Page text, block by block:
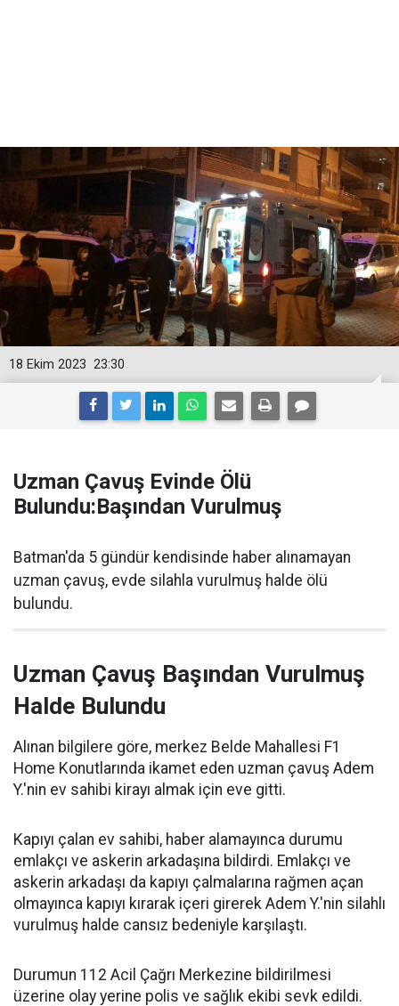
23:30
18 Ekim 2023
Uzman Çavuş Evinde Ölü
Bulundu:Başından Vurulmuş
Batman'da 5 gündür kendisinde haber alınamayan
uzman çavuş, evde silahla vurulmuş halde ölü
bulundu.
Uzman Çavuş Başından Vurulmuş
Halde Bulundu
Alınan bilgilere göre, merkez Belde Mahallesi F1
Home Konutlarında ikamet eden uzman çavuş Adem
Y.'nin ev sahibi kirayı almak için eve gitti.
Kapıyı çalan ev sahibi, haber alamayınca durumu
emlakçı ve askerin arkadaşına bildirdi. Emlakçı ve
askerin arkadaşı da kapıyı çalmalarına rağmen açan
olmayınca kapıyı kırarak içeri girerek Adem Y.'nin silahlı
vurulmuş halde cansız bedeniyle karşılaştı.
Durumun 112 Acil Çağrı Merkezine bildirilmesi
üzerine olay yerine polis ve sağlık ekibi sevk edildi.